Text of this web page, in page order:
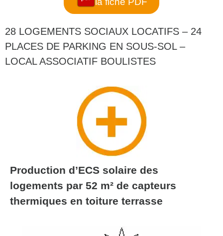
28 LOGEMENTS SOCIAUX LOCATIFS – 24
PLACES DE PARKING EN SOUS-SOL –
LOCAL ASSOCIATIF BOULISTES
Production d’ECS solaire des
logements par 52 m² de capteurs
thermiques en toiture terrasse